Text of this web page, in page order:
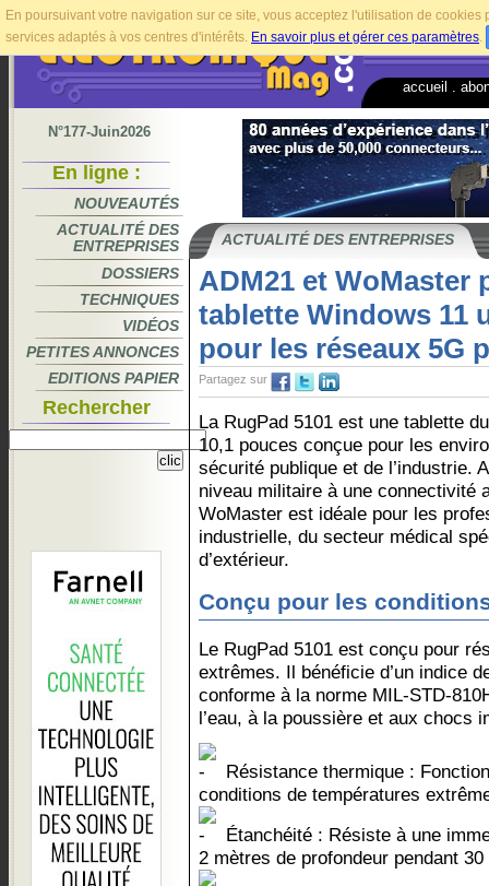
En poursuivant votre navigation sur ce site, vous acceptez l'utilisation de
services adaptés à vos centres d'intérêts. En savoir plus et gérer ces paramètres.
accueil
N°177-Juin2026
En ligne :
NOUVEAUTÉS
ACTUALITÉ DES
ENTREPRISES
DOSSIERS
TECHNIQUES
VIDÉOS
PETITES ANNONCES
EDITIONS PAPIER
Rechercher
ACTUALITÉ DES ENTREPRISES
ADM21 et WoMaster
tablette Windows 11
pour les réseaux 5G
Partagez sur
La RugPad 5101 est une tablette
10,1 pouces conçue pour les
sécurité publique et de l’industrie.
niveau militaire à une connectivité
WoMaster est idéale pour les
industrielle, du secteur médical
d’extérieur.
Conçu pour les
Le RugPad 5101 est conçu pour
extrêmes. Il bénéficie d’un indice
conforme à la norme MIL-STD-
l’eau, à la poussière et aux chocs
Résistance thermique :
conditions de températures
Étanchéité : Résiste à une
2 mètres de profondeur pendant